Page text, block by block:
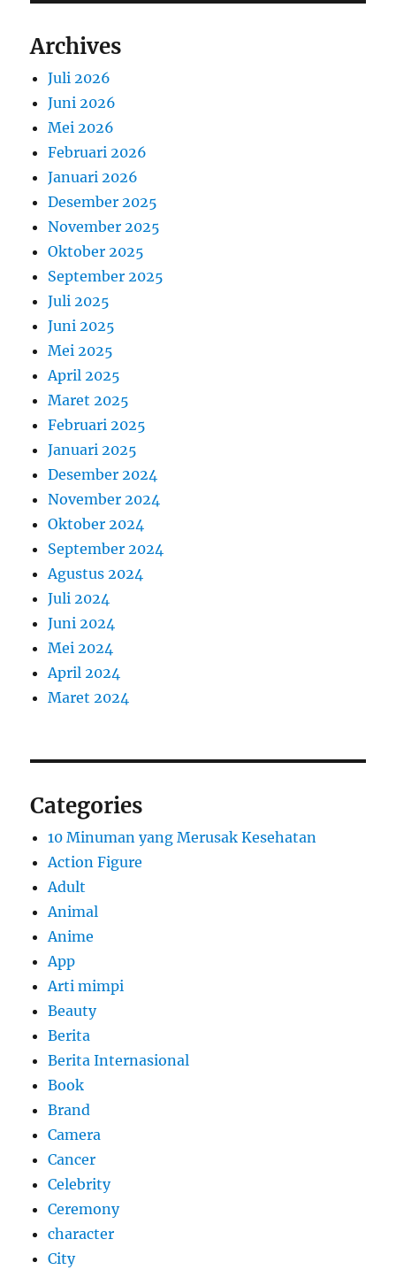
Archives
Juli 2026
Juni 2026
Mei 2026
Februari 2026
Januari 2026
Desember 2025
November 2025
Oktober 2025
September 2025
Juli 2025
Juni 2025
Mei 2025
April 2025
Maret 2025
Februari 2025
Januari 2025
Desember 2024
November 2024
Oktober 2024
September 2024
Agustus 2024
Juli 2024
Juni 2024
Mei 2024
April 2024
Maret 2024
Categories
10 Minuman yang Merusak Kesehatan
Action Figure
Adult
Animal
Anime
App
Arti mimpi
Beauty
Berita
Berita Internasional
Book
Brand
Camera
Cancer
Celebrity
Ceremony
character
City